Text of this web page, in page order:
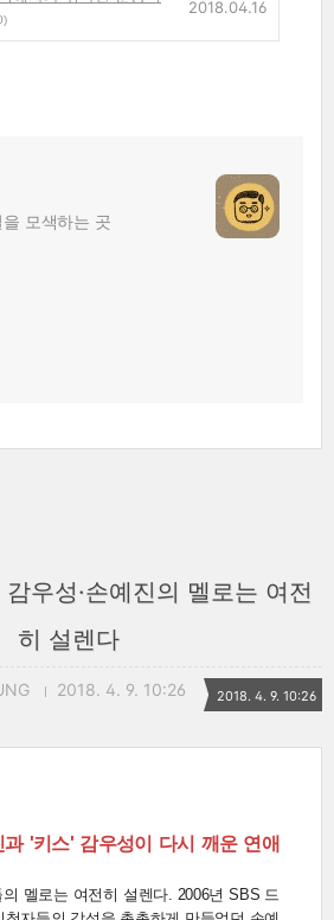
2018.04.16
모색하는 곳
우성·손예진의 멜로는 여전
히 설렌다
2018. 4. 9. 10:26 2018. 4. 9. 10:26
'키스' 감우성이 다시 깨운 연애
멜로는 여전히 설렌다. 2006년 SBS 드